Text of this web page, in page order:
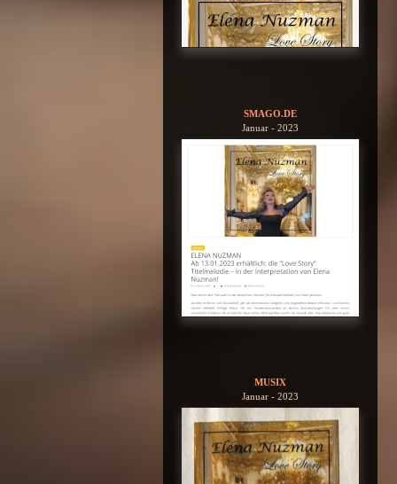
SMAGO.DE
Januar - 2023
MUSIX
Januar - 2023